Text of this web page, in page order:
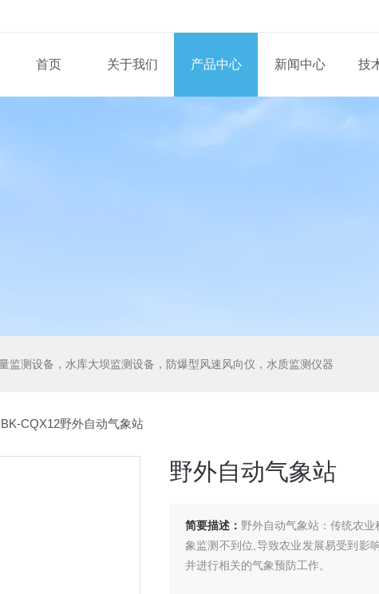
首页 关于我们 产品中心 新闻中心 技
监测设备，水库大坝监测设备，防爆型风速风向仪，水质监测仪器
CQX12野外自动气象站
野外自动气象站
简要描述： 野外自动气象站：传统农
象监测不到位,导致农业发展易受到影
并进行相关的气象预防工作。